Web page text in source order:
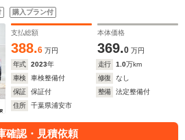
ット サラウンドビューカメラ ア
ト 認定中古車保証1年
購入プラン付
支払総額
388.6 万円
本体価格
369.0 万円
年式
2023年 走行 1.0万km
車検
車検整備付 修復
なし
保証
保証付 整備
法定整備付
住所
千葉県浦安市
確認・見積依頼